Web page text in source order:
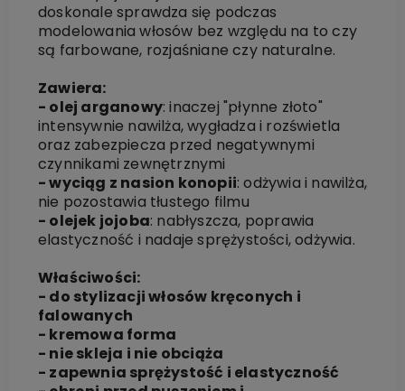
doskonale sprawdza się podczas
modelowania włosów bez względu na to czy
są farbowane, rozjaśniane czy naturalne.
Zawiera:
- olej arganowy: inaczej "płynne złoto"
intensywnie nawilża, wygładza i rozświetla
oraz zabezpiecza przed negatywnymi
czynnikami zewnętrznymi
- wyciąg z nasion konopii: odżywia i nawilża,
nie pozostawia tłustego filmu
- olejek jojoba: nabłyszcza, poprawia
elastyczność i nadaje sprężystości, odżywia.
Właściwości:
- do stylizacji włosów kręconych i
falowanych
- kremowa forma
- nie skleja i nie obciąża
- zapewnia sprężystość i elastyczność